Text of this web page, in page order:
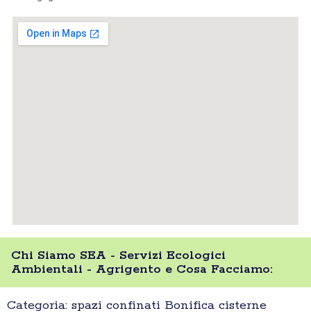
Chi Siamo SEA - Servizi Ecologici
Ambientali - Agrigento e Cosa Facciamo:
Categoria: spazi confinati Bonifica cisterne